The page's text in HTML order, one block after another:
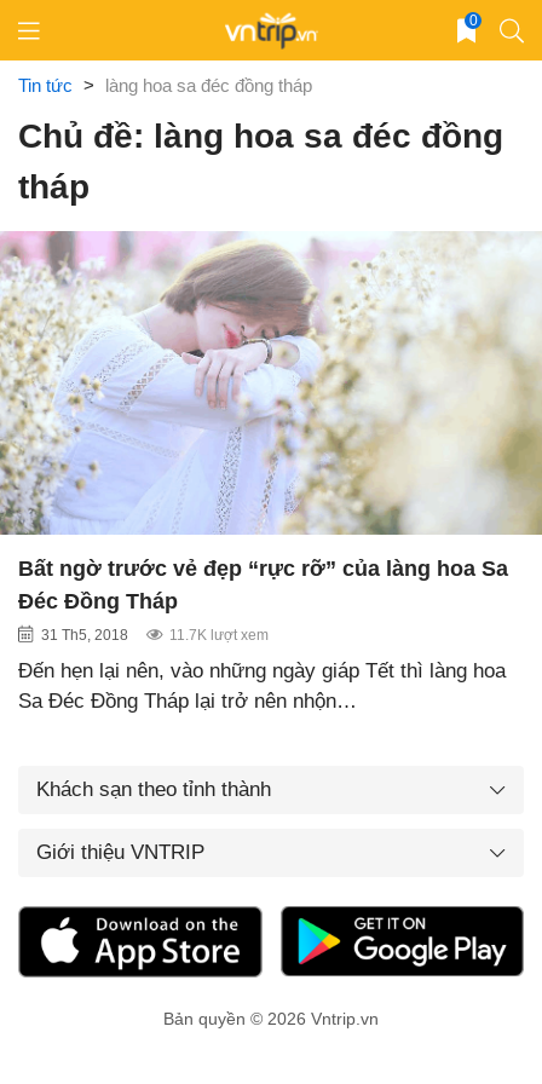
content
0
Tin tức > làng hoa sa đéc đồng tháp
Chủ đề: làng hoa sa đéc đồng
tháp
Bất ngờ trước vẻ đẹp “rực rỡ” của làng hoa Sa
Đéc Đồng Tháp
31 Th5, 2018 11.7K lượt xem
Đến hẹn lại nên, vào những ngày giáp Tết thì làng hoa
Sa Đéc Đồng Tháp lại trở nên nhộn…
Khách sạn theo tỉnh thành
Giới thiệu VNTRIP
Bản quyền © 2026 Vntrip.vn